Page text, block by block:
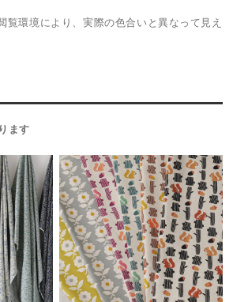
覧環境により、実際の色合いと異なって見え
ます